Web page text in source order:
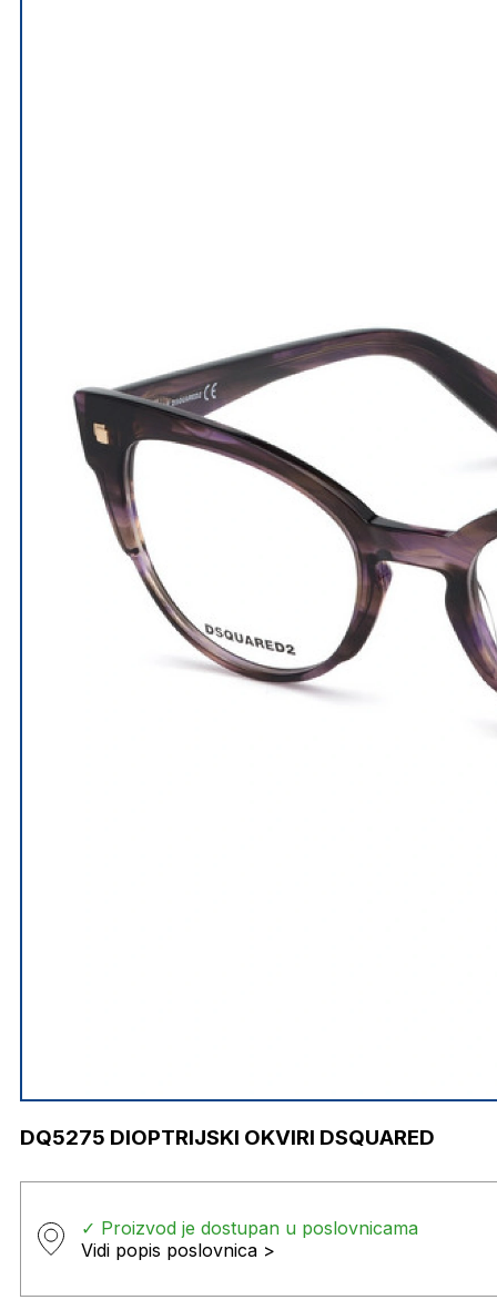
DQ5275 DIOPTRIJSKI OKVIRI DSQUARED
✓ Proizvod je dostupan u poslovnicama
Vidi popis poslovnica >